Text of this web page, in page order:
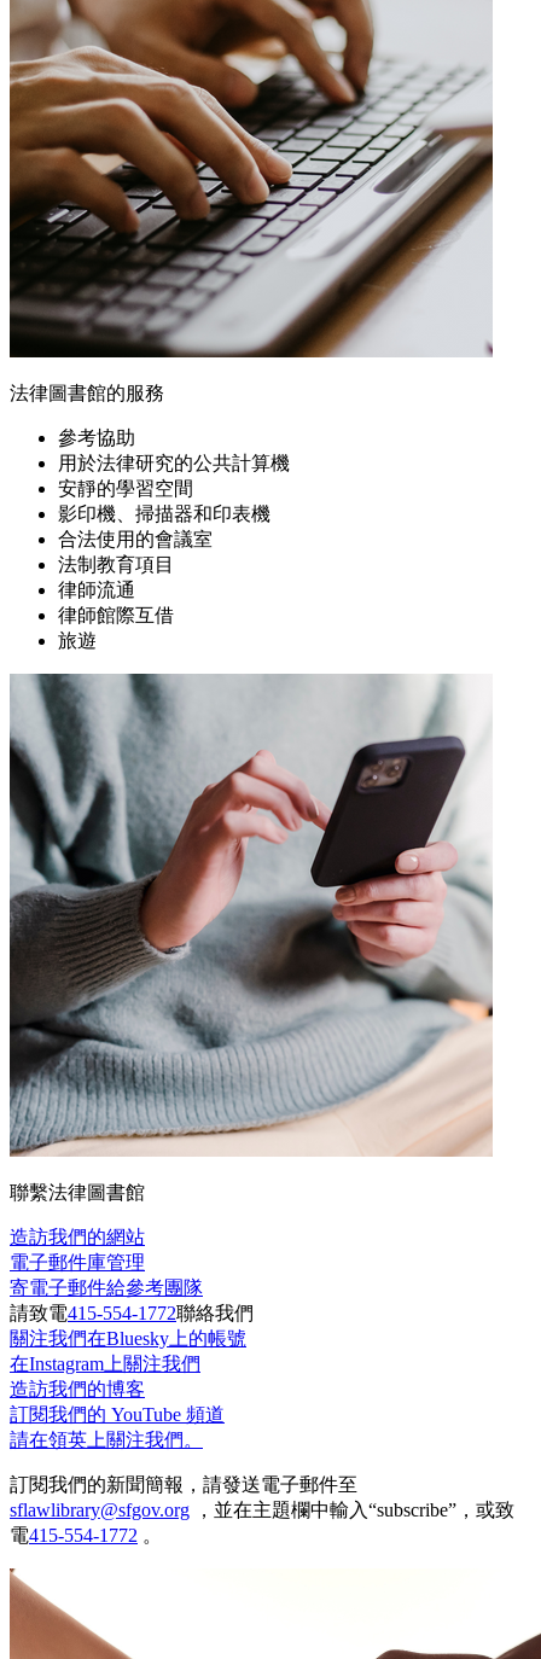
法律圖書館的服務
參考協助
用於法律研究的公共計算機
安靜的學習空間
影印機、掃描器和印表機
合法使用的會議室
法制教育項目
律師流通
律師館際互借
旅遊
聯繫法律圖書館
造訪我們的網站
電子郵件庫管理
寄電子郵件給參考團隊
請致電415-554-1772聯絡我們
關注我們在Bluesky上的帳號
在Instagram上關注我們
造訪我們的博客
訂閱我們的 YouTube 頻道
請在領英上關注我們。
訂閱我們的新聞簡報，請發送電子郵件至
sflawlibrary@sfgov.org ，並在主題欄中輸入“subscribe”，或致
電415-554-1772 。